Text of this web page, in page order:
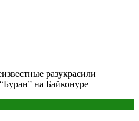
разукрасили
на Байконуре